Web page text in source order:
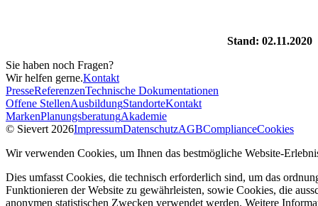
Stand: 02.11.2020
Sie haben noch Fragen?
Wir helfen gerne.Kontakt
PresseReferenzenTechnische Dokumentationen
Offene StellenAusbildungStandorteKontakt
MarkenPlanungsberatungAkademie
© Sievert 2026ImpressumDatenschutzAGBComplianceCookies
Wir verwenden Cookies, um Ihnen das bestmögliche Website-
Dies umfasst Cookies, die technisch erforderlich sind, um das
Funktionieren der Website zu gewährleisten, sowie Cookies, die
anonymen statistischen Zwecken verwendet werden. Weitere